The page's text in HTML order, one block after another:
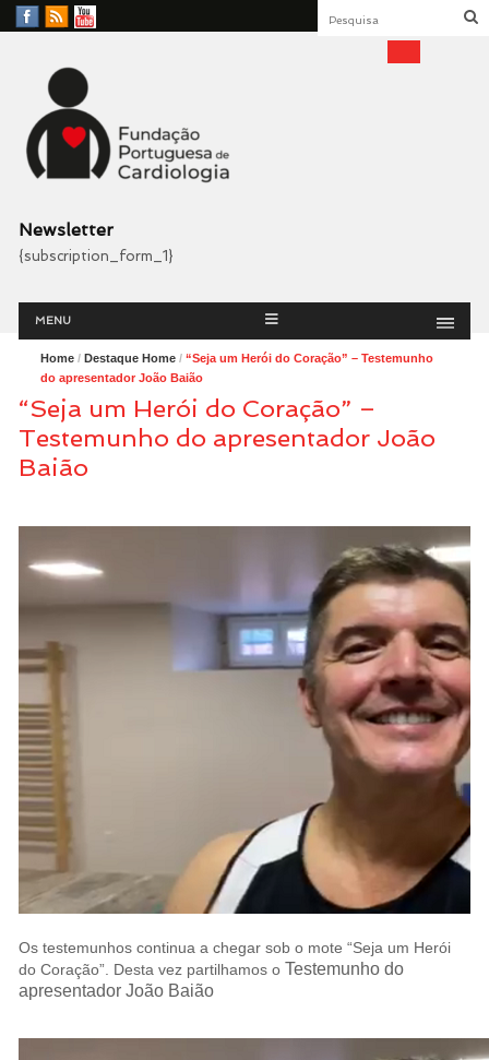
Facebook
RSS
YouTube
Fundação Portuguesa
Cardiologia
Newsletter
{subscription_form_1}
Menu
MENU
Home/ Destaque Home/ “Seja um Herói do Coração” – Testemunho
do apresentador João Baião
“Seja um Herói do Coração” –
Testemunho do apresentador João
Baião
Os testemunhos continua a chegar sob o mote “Seja um Herói
do Coração”. Desta vez partilhamos o Testemunho do
apresentador João Baião